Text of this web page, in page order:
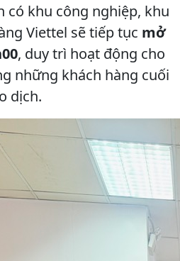
có khu công nghiệp, khu
Viettel sẽ tiếp tục mở
, duy trì hoạt động cho
những khách hàng cuối
dịch.